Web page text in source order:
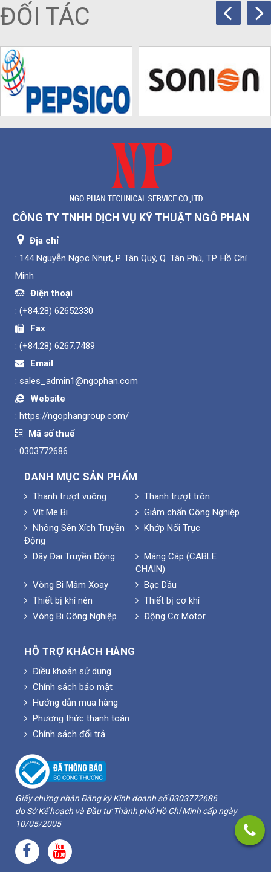
ĐỐI TÁC
CÔNG TY TNHH DỊCH VỤ KỸ THUẬT NGÔ PHAN
Địa chỉ
: 144 Nguyễn Ngọc Nhựt, P. Tân Quý, Q. Tân Phú, TP. Hồ Chí
Minh
Điện thoại
: (+84.28) 62652330
Fax
: (+84.28) 6267.7489
Email
: sales_admin1@ngophan.com
Website
: https://ngophangroup.com/
Mã số thuế
: 0303772686
DANH MỤC SẢN PHẨM
Thanh trượt vuông
Thanh trượt tròn
Vít Me Bi
Giảm chấn Công Nghiệp
Nhông Sên Xích Truyền
Động
Khớp Nối Trục
Dây Đai Truyền Động
Máng Cáp (CABLE
CHAIN)
Vòng Bi Mâm Xoay
Bạc Dầu
Thiết bị khí nén
Thiết bị cơ khí
Vòng Bi Công Nghiệp
Động Cơ Motor
HỖ TRỢ KHÁCH HÀNG
Điều khoản sử dụng
Chính sách bảo mật
Hướng dẫn mua hàng
Phương thức thanh toán
Chính sách đổi trả
Giấy chứng nhận Đăng ký Kinh doanh số 0303772686
do Sở Kế hoạch và Đầu tư Thành phố Hồ Chí Minh cấp ngày
10/05/2005